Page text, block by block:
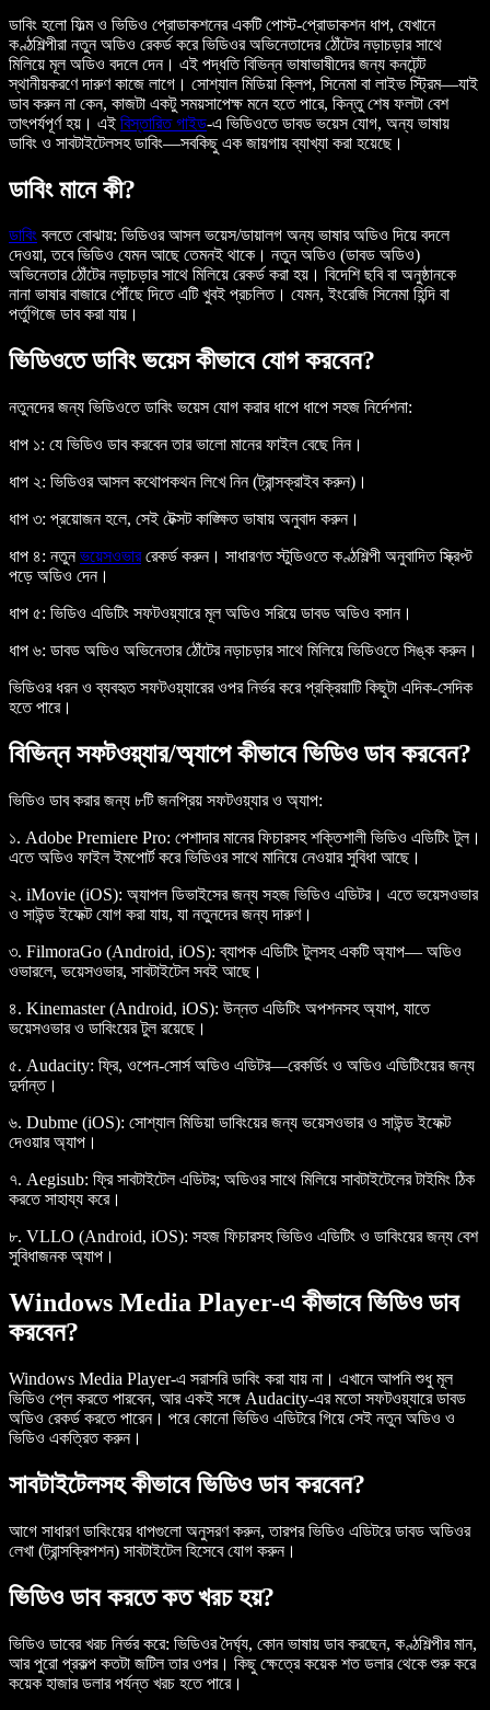
ডাবিং হলো ফিল্ম ও ভিডিও প্রোডাকশনের একটি পোস্ট-প্রোডাকশন ধাপ, যেখানে
কণ্ঠশিল্পীরা নতুন অডিও রেকর্ড করে ভিডিওর অভিনেতাদের ঠোঁটের নড়াচড়ার সাথে
মিলিয়ে মূল অডিও বদলে দেন। এই পদ্ধতি বিভিন্ন ভাষাভাষীদের জন্য কনটেন্ট
স্থানীয়করণে দারুণ কাজে লাগে। সোশ্যাল মিডিয়া ক্লিপ, সিনেমা বা লাইভ স্ট্রিম—যাই
ডাব করুন না কেন, কাজটা একটু সময়সাপেক্ষ মনে হতে পারে, কিন্তু শেষ ফলটা বেশ
তাৎপর্যপূর্ণ হয়। এই বিস্তারিত গাইড-এ ভিডিওতে ডাবড ভয়েস যোগ, অন্য ভাষায়
ডাবিং ও সাবটাইটেলসহ ডাবিং—সবকিছু এক জায়গায় ব্যাখ্যা করা হয়েছে।
ডাবিং মানে কী?
ডাবিং বলতে বোঝায়: ভিডিওর আসল ভয়েস/ডায়ালগ অন্য ভাষার অডিও দিয়ে বদলে
দেওয়া, তবে ভিডিও যেমন আছে তেমনই থাকে। নতুন অডিও (ডাবড অডিও)
অভিনেতার ঠোঁটের নড়াচড়ার সাথে মিলিয়ে রেকর্ড করা হয়। বিদেশি ছবি বা অনুষ্ঠানকে
নানা ভাষার বাজারে পৌঁছে দিতে এটি খুবই প্রচলিত। যেমন, ইংরেজি সিনেমা হিন্দি বা
পর্তুগিজে ডাব করা যায়।
ভিডিওতে ডাবিং ভয়েস কীভাবে যোগ করবেন?
নতুনদের জন্য ভিডিওতে ডাবিং ভয়েস যোগ করার ধাপে ধাপে সহজ নির্দেশনা:
ধাপ ১: যে ভিডিও ডাব করবেন তার ভালো মানের ফাইল বেছে নিন।
ধাপ ২: ভিডিওর আসল কথোপকথন লিখে নিন (ট্রান্সক্রাইব করুন)।
ধাপ ৩: প্রয়োজন হলে, সেই টেক্সট কাঙ্ক্ষিত ভাষায় অনুবাদ করুন।
ধাপ ৪: নতুনভয়েসওভাররেকর্ড করুন। সাধারণত স্টুডিওতে কণ্ঠশিল্পী অনুবাদিত স্ক্রিপ্ট
পড়ে অডিও দেন।
ধাপ ৫: ভিডিও এডিটিং সফটওয়্যারে মূল অডিও সরিয়ে ডাবড অডিও বসান।
ধাপ ৬: ডাবড অডিও অভিনেতার ঠোঁটের নড়াচড়ার সাথে মিলিয়ে ভিডিওতে সিঙ্ক করুন।
ভিডিওর ধরন ও ব্যবহৃত সফটওয়্যারের ওপর নির্ভর করে প্রক্রিয়াটি কিছুটা এদিক-সেদিক
হতে পারে।
বিভিন্ন সফটওয়্যার/অ্যাপে কীভাবে ভিডিও ডাব করবেন?
ভিডিও ডাব করার জন্য ৮টি জনপ্রিয় সফটওয়্যার ও অ্যাপ:
১. Adobe Premiere Pro: পেশাদার মানের ফিচারসহ শক্তিশালী ভিডিও এডিটিং টুল।
এতে অডিও ফাইল ইমপোর্ট করে ভিডিওর সাথে মানিয়ে নেওয়ার সুবিধা আছে।
২. iMovie (iOS): অ্যাপল ডিভাইসের জন্য সহজ ভিডিও এডিটর। এতে ভয়েসওভার
ও সাউন্ড ইফেক্ট যোগ করা যায়, যা নতুনদের জন্য দারুণ।
৩. FilmoraGo (Android, iOS): ব্যাপক এডিটিং টুলসহ একটি অ্যাপ— অডিও
ওভারলে, ভয়েসওভার, সাবটাইটেল সবই আছে।
৪. Kinemaster (Android, iOS): উন্নত এডিটিং অপশনসহ অ্যাপ, যাতে
ভয়েসওভার ও ডাবিংয়ের টুল রয়েছে।
৫. Audacity: ফ্রি, ওপেন-সোর্স অডিও এডিটর—রেকর্ডিং ও অডিও এডিটিংয়ের জন্য
দুর্দান্ত।
৬. Dubme (iOS): সোশ্যাল মিডিয়া ডাবিংয়ের জন্য ভয়েসওভার ও সাউন্ড ইফেক্ট
দেওয়ার অ্যাপ।
৭. Aegisub: ফ্রি সাবটাইটেল এডিটর; অডিওর সাথে মিলিয়ে সাবটাইটেলের টাইমিং ঠিক
করতে সাহায্য করে।
৮. VLLO (Android, iOS): সহজ ফিচারসহ ভিডিও এডিটিং ও ডাবিংয়ের জন্য বেশ
সুবিধাজনক অ্যাপ।
Windows Media Player-এ কীভাবে ভিডিও ডাব
করবেন?
Windows Media Player-এ সরাসরি ডাবিং করা যায় না। এখানে আপনি শুধু মূল
ভিডিও প্লে করতে পারবেন, আর একই সঙ্গে Audacity-এর মতো সফটওয়্যারে ডাবড
অডিও রেকর্ড করতে পারেন। পরে কোনো ভিডিও এডিটরে গিয়ে সেই নতুন অডিও ও
ভিডিও একত্রিত করুন।
সাবটাইটেলসহ কীভাবে ভিডিও ডাব করবেন?
আগে সাধারণ ডাবিংয়ের ধাপগুলো অনুসরণ করুন, তারপর ভিডিও এডিটরে ডাবড অডিওর
লেখা (ট্রান্সক্রিপশন) সাবটাইটেল হিসেবে যোগ করুন।
ভিডিও ডাব করতে কত খরচ হয়?
ভিডিও ডাবের খরচ নির্ভর করে: ভিডিওর দৈর্ঘ্য, কোন ভাষায় ডাব করছেন, কণ্ঠশিল্পীর মান,
আর পুরো প্রকল্প কতটা জটিল তার ওপর। কিছু ক্ষেত্রে কয়েক শত ডলার থেকে শুরু করে
কয়েক হাজার ডলার পর্যন্ত খরচ হতে পারে।